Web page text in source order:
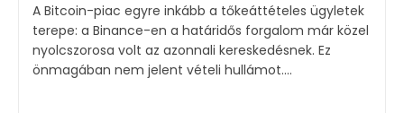
A Bitcoin-piac egyre inkább a tőkeáttételes ügyletek
terepe: a Binance-en a határidős forgalom már közel
nyolcszorosa volt az azonnali kereskedésnek. Ez
önmagában nem jelent vételi hullámot....